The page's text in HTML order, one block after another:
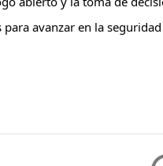
avanzar en la